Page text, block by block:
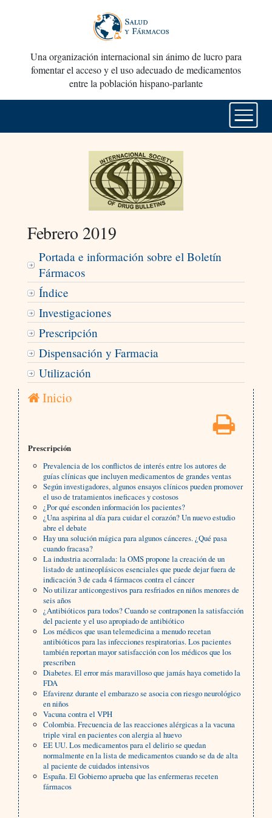
Una organización internacional sin ánimo de lucro para
fomentar el acceso y el uso adecuado de medicamentos
entre la población hispano-parlante
Febrero 2019
Portada e información sobre el Boletín
Fármacos
Índice
Investigaciones
Prescripción
Dispensación y Farmacia
Utilización
Inicio
Prescripción
Prevalencia de los conflictos de interés entre los autores de
guías clínicas que incluyen medicamentos de grandes ventas
Según investigadores, algunos ensayos clínicos pueden promover
el uso de tratamientos ineficaces y costosos
¿Por qué esconden información los pacientes?
¿Una aspirina al día para cuidar el corazón? Un nuevo estudio
abre el debate
Hay una solución mágica para algunos cánceres. ¿Qué pasa
cuando fracasa?
La industria acorralada: la OMS propone la creación de un
listado de antineoplásicos esenciales que puede dejar fuera de
indicación 3 de cada 4 fármacos contra el cáncer
No utilizar anticongestivos para resfriados en niños menores de
seis años
¿Antibióticos para todos? Cuando se contraponen la satisfacción
del paciente y el uso apropiado de antibiótico
Los médicos que usan telemedicina a menudo recetan
antibióticos para las infecciones respiratorias. Los pacientes
también reportan mayor satisfacción con los médicos que los
prescriben
Diabetes. El error más maravilloso que jamás haya cometido la
FDA
Efavirenz durante el embarazo se asocia con riesgo neurológico
en niños
Vacuna contra el VPH
Colombia. Frecuencia de las reacciones alérgicas a la vacuna
triple viral en pacientes con alergia al huevo
EE UU. Los medicamentos para el delirio se quedan
normalmente en la lista de medicamentos cuando se da de alta
al paciente de cuidados intensivos
España. El Gobierno aprueba que las enfermeras receten
fármacos